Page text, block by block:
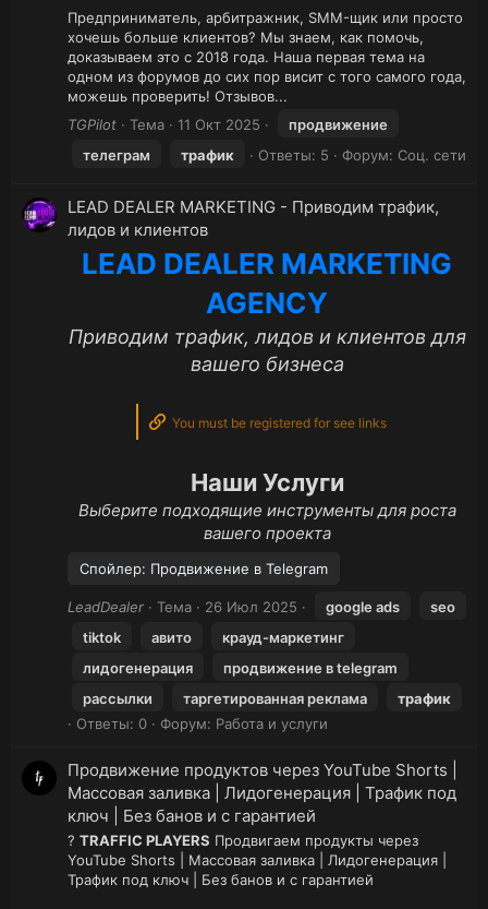
Предприниматель, арбитражник, SMM-щик или просто
хочешь больше клиентов? Мы знаем, как помочь,
доказываем это с 2018 года. Наша первая тема на
одном из форумов до сих пор висит с того самого года,
можешь проверить! Отзывов...
TGPilot
Тема 11 Окт 2025
продвижение
телеграм
трафик Ответы: 5 Форум: Соц. сети
LEAD DEALER MARKETING - Приводим трафик,
лидов и клиентов
LEAD DEALER MARKETING
AGENCY
Приводим трафик, лидов и клиентов для
вашего бизнеса
You must be registered for see links
Наши Услуги
Выберите подходящие инструменты для роста
вашего проекта
Спойлер: Продвижение в Telegram
LeadDealer Тема 26 Июл 2025 google ads
seo
tiktok
авито
крауд-маркетинг
лидогенерация
продвижение в telegram
рассылки
таргетированная реклама
трафик
Ответы: 0
Форум: Работа и услуги
Продвижение продуктов через YouTube Shorts |
Массовая заливка | Лидогенерация | Трафик под
ключ | Без банов и с гарантией
? TRAFFIC PLAYERS Продвигаем продукты через
YouTube Shorts | Массовая заливка | Лидогенерация |
Трафик под ключ | Без банов и с гарантией